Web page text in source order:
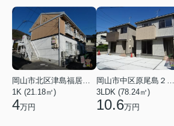
岡山市北区津島福居１丁目
1K (21.18㎡)
4万円
岡山市中区原尾島２丁目
3LDK (78.24㎡)
10.6万円